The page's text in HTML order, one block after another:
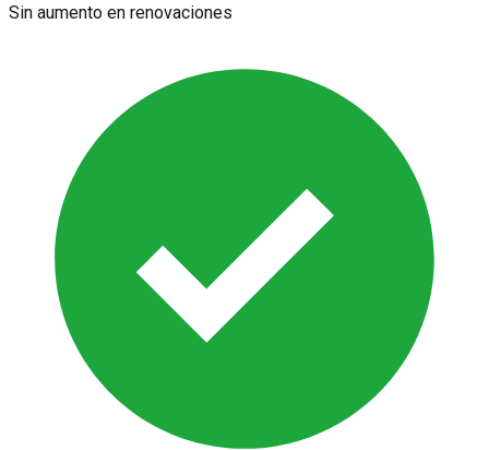
Sin aumento en renovaciones